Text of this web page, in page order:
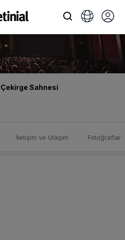
Sahnesi
İletişim ve Ulaşım Fotoğraflar